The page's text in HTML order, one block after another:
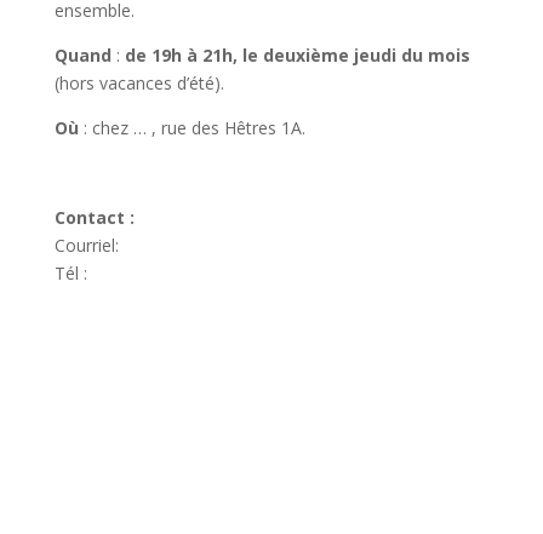
ensemble.
Quand : de 19h à 21h, le deuxième jeudi du mois
(hors vacances d’été).
Où : chez … , rue des Hêtres 1A.
Contact :
Courriel:
Tél :